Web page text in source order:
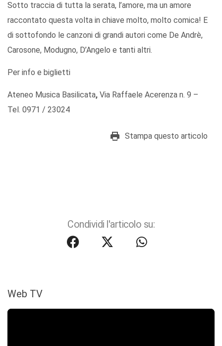
Sotto traccia di tutta la serata, l’amore, ma un amore
raccontato questa volta in chiave molto, molto comica! E
di sottofondo le canzoni di grandi autori come De Andrè,
Carosone, Modugno, D’Angelo e tanti altri.
Per info e biglietti
Ateneo Musica Basilicata, Via Raffaele Acerenza n. 9 –
Tel. 0971 / 23024
Stampa questo articolo
Condividi l'articolo su:
Web TV